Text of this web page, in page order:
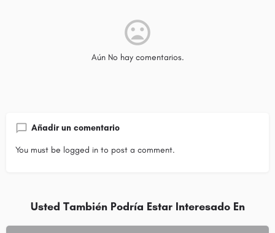
Aún No hay comentarios.
Añadir un comentario
You must be logged in to post a comment.
Usted También Podría Estar Interesado En